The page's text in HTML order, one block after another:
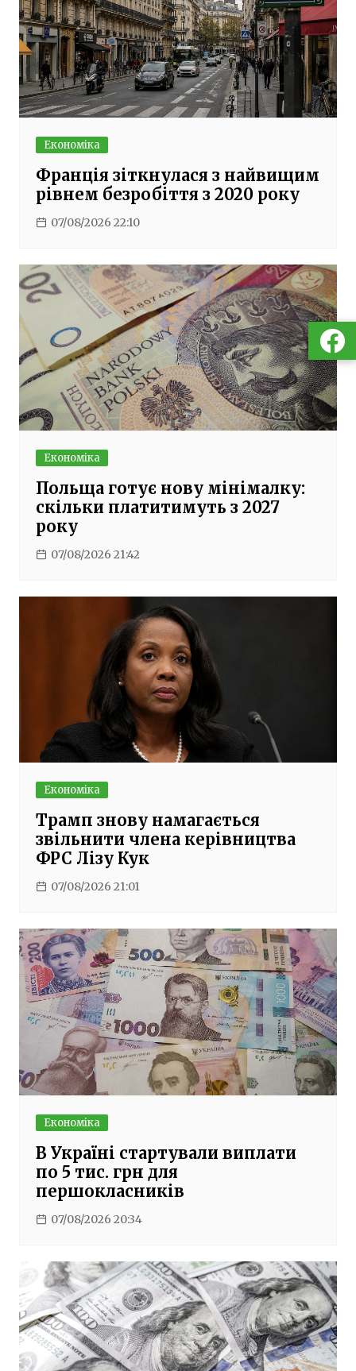
Економіка
Франція зіткнулася з найвищим
рівнем безробіття з 2020 року
07/08/2026 22:10
Економіка
Польща готує нову мінімалку:
скільки платитимуть з 2027
року
07/08/2026 21:42
Економіка
Трамп знову намагається
звільнити члена керівництва
ФРС Лізу Кук
07/08/2026 21:01
Економіка
В Україні стартували виплати
по 5 тис. грн для
першокласників
07/08/2026 20:34